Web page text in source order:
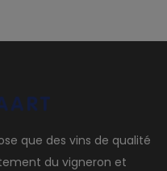
que des vins de qualité
du vigneron et